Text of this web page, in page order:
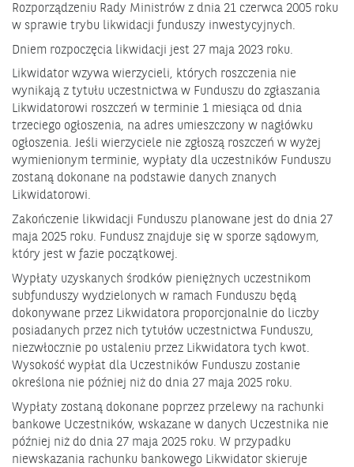
Rozporządzeniu Rady Ministrów z dnia 21 czerwca 2005 roku
w sprawie trybu likwidacji funduszy inwestycyjnych.
Dniem rozpoczęcia likwidacji jest 27 maja 2023 roku.
Likwidator wzywa wierzycieli, których roszczenia nie
wynikają z tytułu uczestnictwa w Funduszu do zgłaszania
Likwidatorowi roszczeń w terminie 1 miesiąca od dnia
trzeciego ogłoszenia, na adres umieszczony w nagłówku
ogłoszenia. Jeśli wierzyciele nie zgłoszą roszczeń w wyżej
wymienionym terminie, wypłaty dla uczestników Funduszu
zostaną dokonane na podstawie danych znanych
Likwidatorowi.
Zakończenie likwidacji Funduszu planowane jest do dnia 27
maja 2025 roku. Fundusz znajduje się w sporze sądowym,
który jest w fazie początkowej.
Wypłaty uzyskanych środków pieniężnych uczestnikom
subfunduszy wydzielonych w ramach Funduszu będą
dokonywane przez Likwidatora proporcjonalnie do liczby
posiadanych przez nich tytułów uczestnictwa Funduszu,
niezwłocznie po ustaleniu przez Likwidatora tych kwot.
Wysokość wypłat dla Uczestników Funduszu zostanie
określona nie później niż do dnia 27 maja 2025 roku.
Wypłaty zostaną dokonane poprzez przelewy na rachunki
bankowe Uczestników, wskazane w danych Uczestnika nie
później niż do dnia 27 maja 2025 roku. W przypadku
niewskazania rachunku bankowego Likwidator skieruje